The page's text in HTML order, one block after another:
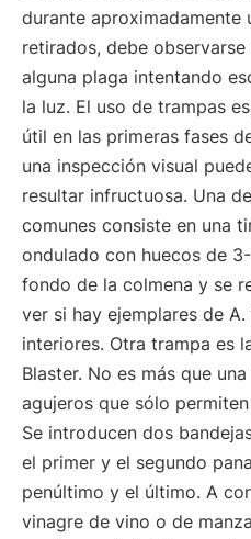
durante aproximadamente
retirados, debe
alguna plaga intentando
la luz. El uso de trampas
útil en las primeras fases
una inspección visual
resultar infructuosa. Una
comunes consiste en una
ondulado con huecos de
fondo de la colmena y se
ver si hay ejemplares de
interiores. Otra trampa es
Blaster. No es más que
agujeros que sólo
Se introducen dos
el primer y el segundo
penúltimo y el último. A
vinagre de vino o de